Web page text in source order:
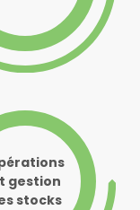
gestion
stocks